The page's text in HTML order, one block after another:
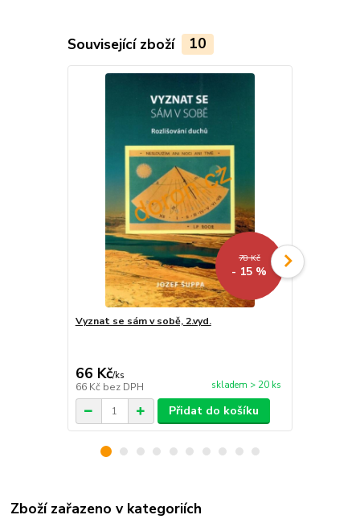
Související zboží 10
78 Kč
- 15 %
Vyznat se sám v sobě, 2.vyd.
66 Kč/ks
66 Kč bez DPH skladem > 20 ks
Přidat do košíku
Zboží zařazeno v kategoriích